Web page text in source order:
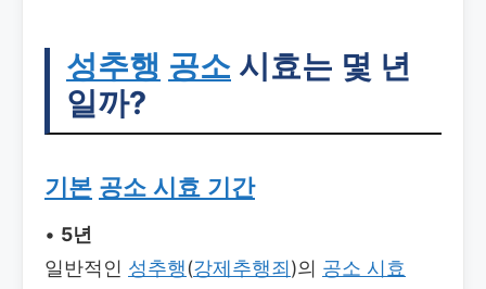
성추행 공소 시효는 몇 년
일까?
기본 공소 시효 기간
• 5년
일반적인 성추행(강제추행죄)의 공소 시효